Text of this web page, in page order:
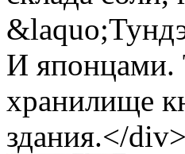
И японцами.
хранилище
здания.</div>